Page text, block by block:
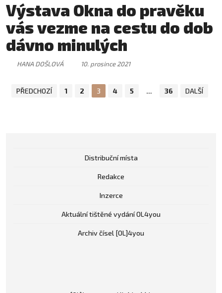
Výstava Okna do pravěku
vás vezme na cestu do dob
dávno minulých
HANA DOŠLOVÁ 10. prosince 2021
PŘEDCHOZÍ 1 2 3 4 5 … 36 DALŠÍ
Distribuční místa
Redakce
Inzerce
Aktuální tištěné vydání OL4you
Archiv čísel [OL]4you